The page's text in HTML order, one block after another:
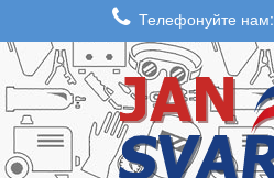
Телефонуйте нам: